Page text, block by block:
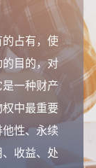
占有，使
目的，对
一种财产
中最重要
性、永续
收益、处